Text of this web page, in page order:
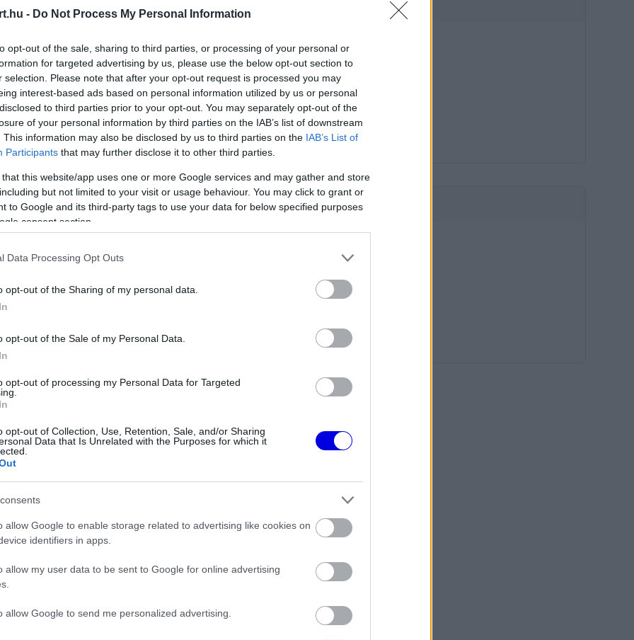
- Do Not Process My Personal Information
opt-out of the sale, sharing to third parties, or processing of your personal or
for targeted advertising by us, please use the below opt-out section to
selection. Please note that after your opt-out request is processed you may
interest-based ads based on personal information utilized by us or personal
to third parties prior to your opt-out. You may separately opt-out of the
of your personal information by third parties on the IAB’s list of downstream
This information may also be disclosed by us to third parties on the IAB’s List of
Participants that may further disclose it to other third parties.
that this website/app uses one or more Google services and may gather and store
but not limited to your visit or usage behaviour. You may click to grant or
to Google and its third-party tags to use your data for below specified purposes
consent section.
Data Processing Opt Outs
opt-out of the Sharing of my personal data.
opt-out of the Sale of my Personal Data.
opt-out of processing my Personal Data for Targeted
opt-out of Collection, Use, Retention, Sale, and/or Sharing
Data that Is Unrelated with the Purposes for which it
allow Google to enable storage related to advertising like cookies on
identifiers in apps.
allow my user data to be sent to Google for online advertising
allow Google to send me personalized advertising.
a Channel 4 adásában fejtették ki a
járó büntetésnek akkor van
nem jutott előnyhöz, sőt
ésszel alkalmazni ezeket a szabályokat”
vallomást
FORMA-1
HIRDETÉS